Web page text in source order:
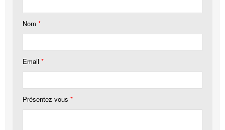
Nom *
Email *
Présentez-vous *